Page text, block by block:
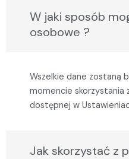
W jaki sposób
osobowe ?
Wszelkie dane zostaną
momencie skorzystania
dostępnej w
Jak skorzystać z